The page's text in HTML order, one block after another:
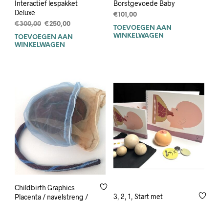
Interactief lespakket
Deluxe
€300,00 Oorspronkelijke
prijs
was:
€250,00Huidige
prijs
TOEVOEGEN AAN
WINKELWAGEN
Borstgevoede Baby
€101,00
TOEVOEGEN AAN
WINKELWAGEN
Childbirth Graphics
Placenta / navelstreng /
3, 2, 1, Start met